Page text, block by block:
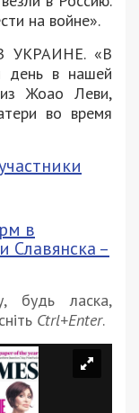
на войне».
УКРАИНЕ. «В
день в нашей
Жоао Леви,
во время
в
Славянска –
будь ласка,
Ctrl+Enter.